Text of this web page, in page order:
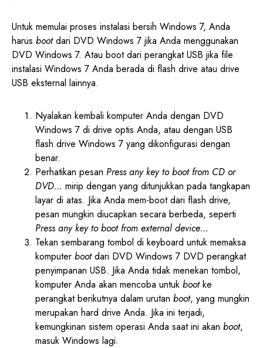
Untuk memulai proses instalasi bersih Windows 7, Anda
harus bootdari DVD Windows 7 jika Anda menggunakan
DVD Windows 7. Atau boot dari perangkat USB jika file
instalasi Windows 7 Anda berada di flash drive atau drive
USB eksternal lainnya.
Nyalakan kembali komputer Anda dengan DVD
Windows 7 di drive optis Anda, atau dengan USB
flash drive Windows 7 yang dikonfigurasi dengan
benar.
Perhatikan pesan Press any key to boot from CD or
DVD… mirip dengan yang ditunjukkan pada tangkapan
layar di atas. Jika Anda mem-boot dari flash drive,
pesan mungkin diucapkan secara berbeda, seperti
Press any key to boot from external device…
Tekan sembarang tombol di keyboard untuk memaksa
komputer bootdari DVD Windows 7 DVD perangkat
penyimpanan USB. Jika Anda tidak menekan tombol,
komputer Anda akan mencoba untuk bootke
perangkat berikutnya dalam urutan boot, yang mungkin
merupakan hard drive Anda. Jika ini terjadi,
kemungkinan sistem operasi Anda saat ini akan boot,
masuk Windows lagi.